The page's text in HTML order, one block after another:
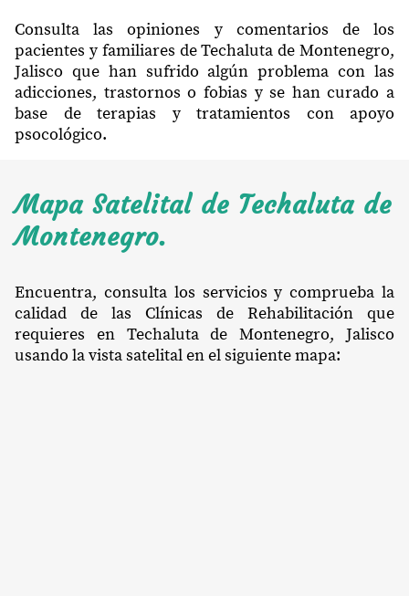
Consulta las opiniones y comentarios de los
pacientes y familiares de Techaluta de Montenegro,
Jalisco que han sufrido algún problema con las
adicciones, trastornos o fobias y se han curado a
base de terapias y tratamientos con apoyo
psocológico.
Mapa Satelital de Techaluta de
Montenegro.
Encuentra, consulta los servicios y comprueba la
calidad de las Clínicas de Rehabilitación que
requieres en Techaluta de Montenegro, Jalisco
usando la vista satelital en el siguiente mapa: